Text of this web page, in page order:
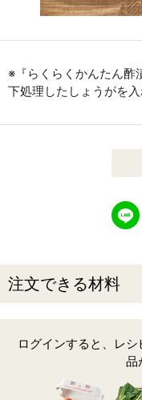
※『らくらくかんたん酢
下処理したしょうがを
注文できる材料
ログインすると、レ
品